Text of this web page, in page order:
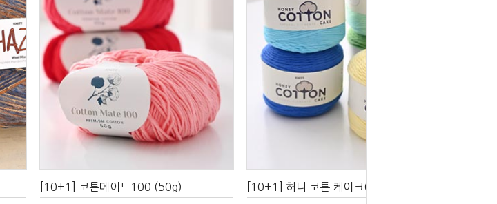
[10+1] 코튼메이트100 (50g) [10+1] 허니 코튼 케이크(100g)